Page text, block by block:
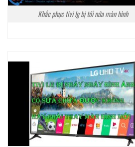
Khắc phục tivi lg bị tối nửa màn hình